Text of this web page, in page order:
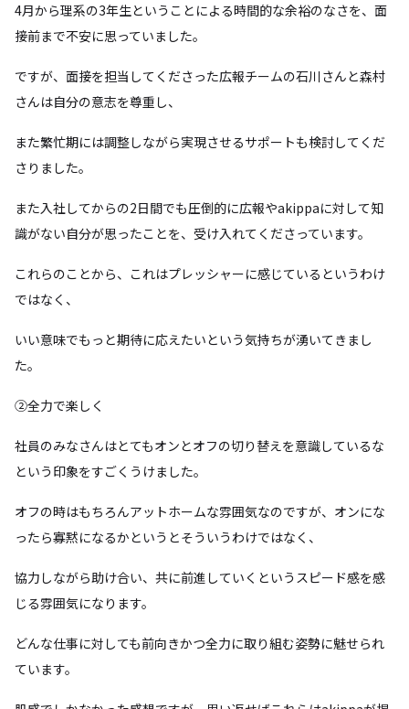
4月から理系の3年生ということによる時間的な余裕のなさを、面
接前まで不安に思っていました。
ですが、面接を担当してくださった広報チームの石川さんと森村
さんは自分の意志を尊重し、
また繁忙期には調整しながら実現させるサポートも検討してくだ
さりました。
また入社してからの2日間でも圧倒的に広報やakippaに対して知
識がない自分が思ったことを、受け入れてくださっています。
これらのことから、これはプレッシャーに感じているというわけ
ではなく、
いい意味でもっと期待に応えたいという気持ちが湧いてきまし
た。
②全力で楽しく
社員のみなさんはとてもオンとオフの切り替えを意識しているな
という印象をすごくうけました。
オフの時はもちろんアットホームな雰囲気なのですが、オンにな
ったら寡黙になるかというとそういうわけではなく、
協力しながら助け合い、共に前進していくというスピード感を感
じる雰囲気になります。
どんな仕事に対しても前向きかつ全力に取り組む姿勢に魅せられ
ています。